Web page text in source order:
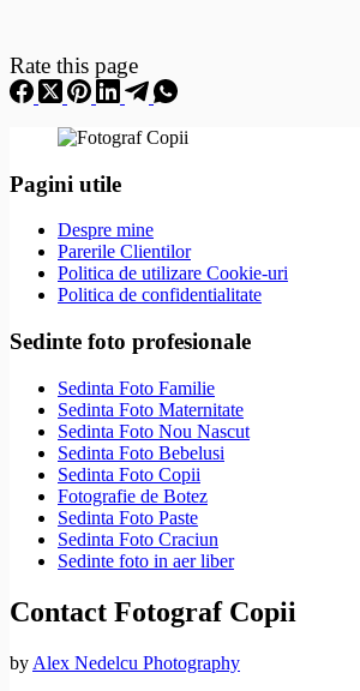
Rate this page
Pagini utile
Despre mine
Parerile Clientilor
Politica de utilizare Cookie-uri
Politica de confidentialitate
Sedinte foto profesionale
Sedinta Foto Familie
Sedinta Foto Maternitate
Sedinta Foto Nou Nascut
Sedinta Foto Bebelusi
Sedinta Foto Copii
Fotografie de Botez
Sedinta Foto Paste
Sedinta Foto Craciun
Sedinte foto in aer liber
Contact Fotograf Copii
by Alex Nedelcu Photography